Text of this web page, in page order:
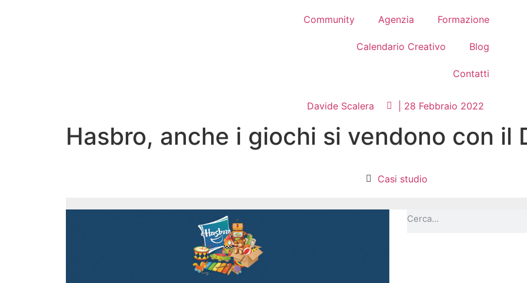
Community Agenzia Formazione
Calendario Creativo Blog
Contatti
Davide Scalera 28 Febbraio 2022
Hasbro, anche i giochi si vendono con il
Casi studio